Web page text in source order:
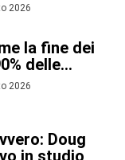
2026
la fine dei
delle...
2026
Doug
in studio